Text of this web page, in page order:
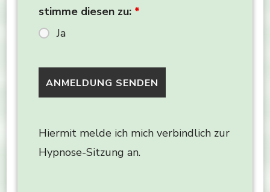
stimme diesen zu: *
Ja
Hiermit melde ich mich verbindlich zur
Hypnose-Sitzung an.